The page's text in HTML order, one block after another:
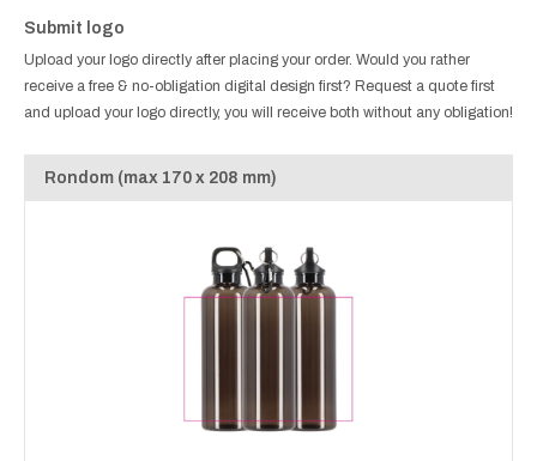
Submit logo
Upload your logo directly after placing your order. Would you rather
receive a free & no-obligation digital design first? Request a quote first
and upload your logo directly, you will receive both without any obligation!
Rondom (max 170 x 208 mm)